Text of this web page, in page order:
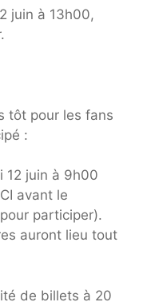
juin à 13h00,
tôt pour les fans
:
12 juin à 9h00
avant le
participer).
auront lieu tout
de billets à 20